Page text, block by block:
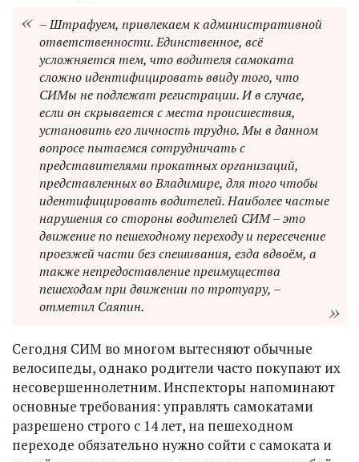
– Штрафуем, привлекаем к административной
ответственности. Единственное, всё
усложняется тем, что водителя самоката
сложно идентифицировать ввиду того, что
СИМы не подлежат регистрации. И в случае,
если он скрывается с места происшествия,
установить его личность трудно. Мы в данном
вопросе пытаемся сотрудничать с
представителями прокатных организаций,
представленных во Владимире, для того чтобы
идентифицировать водителей. Наиболее частые
нарушения со стороны водителей СИМ – это
движение по пешеходному переходу и пересечение
проезжей части без спешивания, езда вдвоём, а
также непредоставление преимущества
пешеходам при движении по тротуару, –
отметил Саяпин.
Сегодня СИМ во многом вытесняют обычные
велосипеды, однако родители часто покупают их
несовершеннолетним. Инспекторы напоминают
основные требования: управлять самокатами
разрешено строго с 14 лет, на пешеходном
переходе обязательно нужно сойти с самоката и